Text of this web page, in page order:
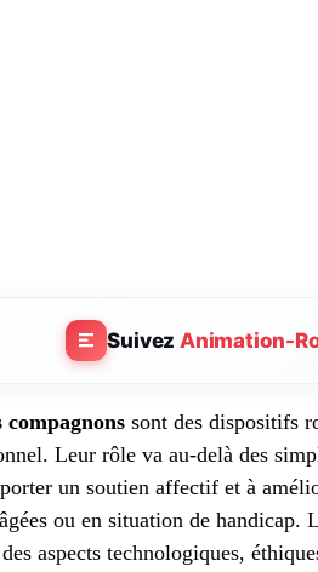
Suivez Animation-
compagnons sont des dispositifs
Leur rôle va au-delà des
un soutien affectif et à
ou en situation de handicap.
aspects technologiques,